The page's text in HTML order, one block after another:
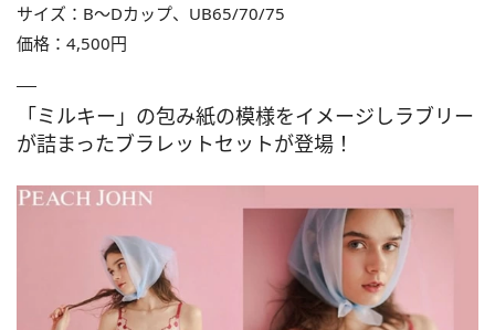
サイズ：B～Dカップ、UB65/70/75
価格：4,500円
「ミルキー」の包み紙の模様をイメージしラブリー
が詰まったブラレットセットが登場！